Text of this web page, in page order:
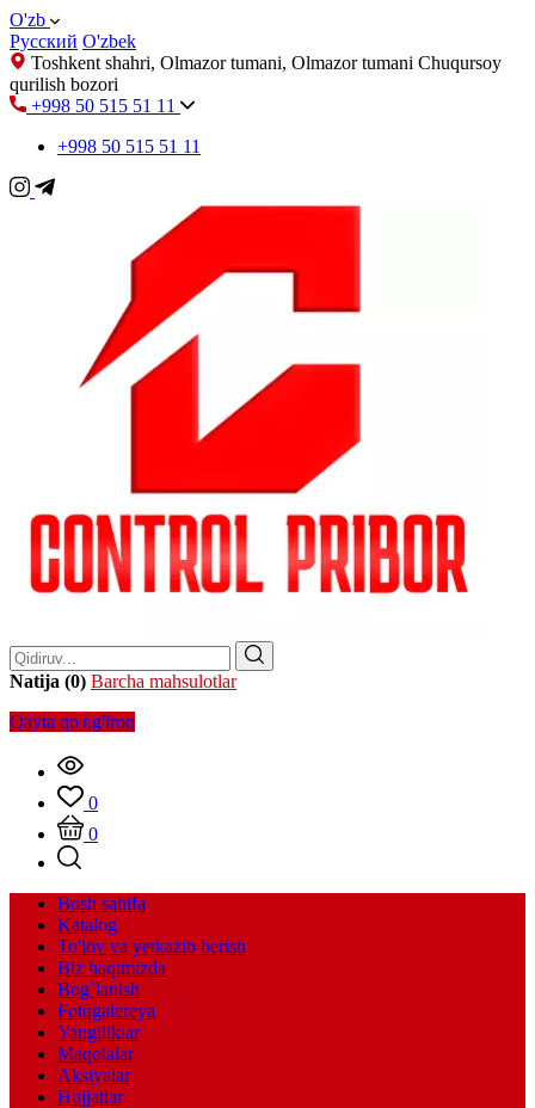
O'zb
Русский O'zbek
Toshkent shahri, Olmazor tumani, Olmazor tumani Chuqursoy
qurilish bozori
+998 50 515 51 11
+998 50 515 51 11
Natija (0) Barcha mahsulotlar
Qayta qo'ng'iroq
0
0
Bosh sahifa
Katalog
To'lov va yetkazib berish
Biz haqimizda
Bog`lanish
Fotogalereya
Yangiliklar
Maqolalar
Aksiyalar
Hujjatlar